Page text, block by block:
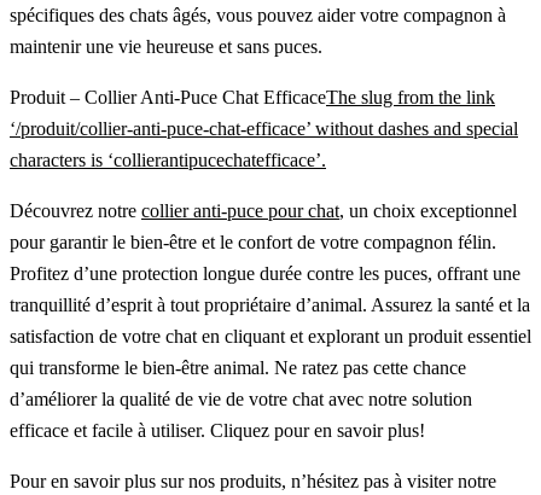
spécifiques des chats âgés, vous pouvez aider votre compagnon à
maintenir une vie heureuse et sans puces.
Produit – Collier Anti-Puce Chat EfficaceThe slug from the link
‘/produit/collier-anti-puce-chat-efficace’ without dashes and special
characters is ‘collierantipucechatefficace’.
Découvrez notre collier anti-puce pour chat, un choix exceptionnel
pour garantir le bien-être et le confort de votre compagnon félin.
Profitez d’une protection longue durée contre les puces, offrant une
tranquillité d’esprit à tout propriétaire d’animal. Assurez la santé et la
satisfaction de votre chat en cliquant et explorant un produit essentiel
qui transforme le bien-être animal. Ne ratez pas cette chance
d’améliorer la qualité de vie de votre chat avec notre solution
efficace et facile à utiliser. Cliquez pour en savoir plus!
Pour en savoir plus sur nos produits, n’hésitez pas à visiter notre